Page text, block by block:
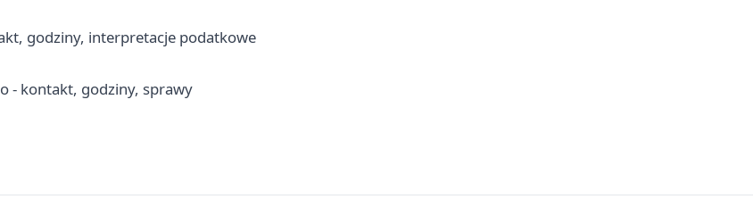
godziny, interpretacje podatkowe
- kontakt, godziny, sprawy